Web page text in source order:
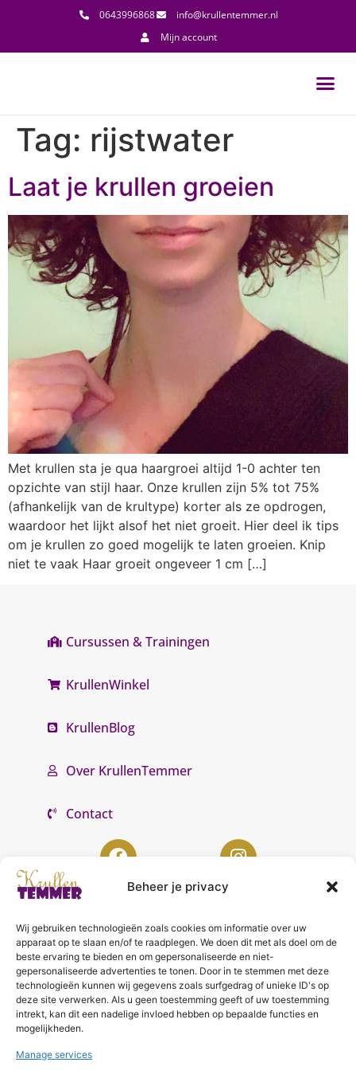
Beheer je privacy
Wij gebruiken technologieën zoals cookies om informatie over uw
apparaat op te slaan en/of te raadplegen. We doen dit met als doel om de
beste ervaring te bieden en om gepersonaliseerde en niet-
gepersonaliseerde advertenties te tonen. Door in te stemmen met deze
technologieën kunnen wij gegevens zoals surfgedrag of unieke ID's op
deze site verwerken. Als u geen toestemming geeft of uw toestemming
intrekt, kan dit een nadelige invloed hebben op bepaalde functies en
mogelijkheden.
Manage services
0643996868
info@krullentemmer.nl
Mijn account
Tag: rijstwater
Laat je krullen groeien
Met krullen sta je qua haargroei altijd 1-0 achter ten
opzichte van stijl haar. Onze krullen zijn 5% tot 75%
(afhankelijk van de krultype) korter als ze opdrogen,
waardoor het lijkt alsof het niet groeit. Hier deel ik tips
om je krullen zo goed mogelijk te laten groeien. Knip
niet te vaak Haar groeit ongeveer 1 cm […]
Cursussen & Trainingen
KrullenWinkel
KrullenBlog
Over KrullenTemmer
Contact
KrullenTemmer Lelystad
Punter 10 02
8242 DC Lelystad
0643996868